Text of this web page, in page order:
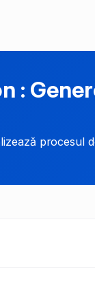
:
procesul